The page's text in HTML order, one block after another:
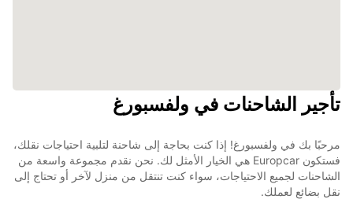
تأجير الشاحنات في ولفسبورغ
مرحبًا بك في ولفسبورغ! إذا كنت بحاجة إلى شاحنة لتلبية احتياجات نقلك،
فستكون Europcar هي الخيار الأمثل لك. نحن نقدم مجموعة واسعة من
الشاحنات لجميع الاحتياجات، سواء كنت تنتقل من منزل لآخر أو تحتاج إلى
نقل بضائع لعملك.